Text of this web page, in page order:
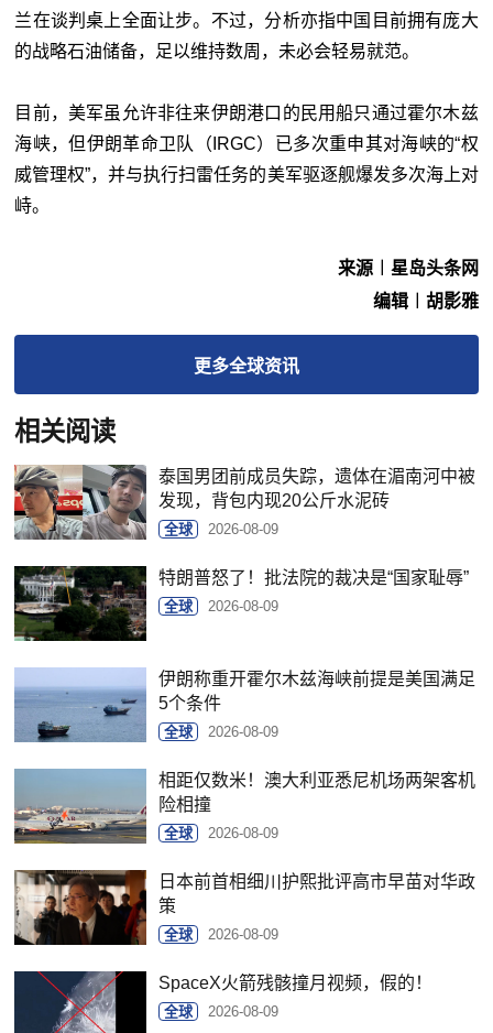
兰在谈判桌上全面让步。不过，分析亦指中国目前拥有庞大
的战略石油储备，足以维持数周，未必会轻易就范。
目前，美军虽允许非往来伊朗港口的民用船只通过霍尔木兹
海峡，但伊朗革命卫队（IRGC）已多次重申其对海峡的“权
威管理权”，并与执行扫雷任务的美军驱逐舰爆发多次海上对
峙。
来源︱星岛头条网
编辑︱胡影雅
更多全球资讯
相关阅读
泰国男团前成员失踪，遗体在湄南河中被
发现，背包内现20公斤水泥砖
全球 2026-08-09
特朗普怒了！批法院的裁决是“国家耻辱”
全球 2026-08-09
伊朗称重开霍尔木兹海峡前提是美国满足
5个条件
全球 2026-08-09
相距仅数米！澳大利亚悉尼机场两架客机
险相撞
全球 2026-08-09
日本前首相细川护熙批评高市早苗对华政
策
全球 2026-08-09
SpaceX火箭残骸撞月视频，假的！
全球 2026-08-09